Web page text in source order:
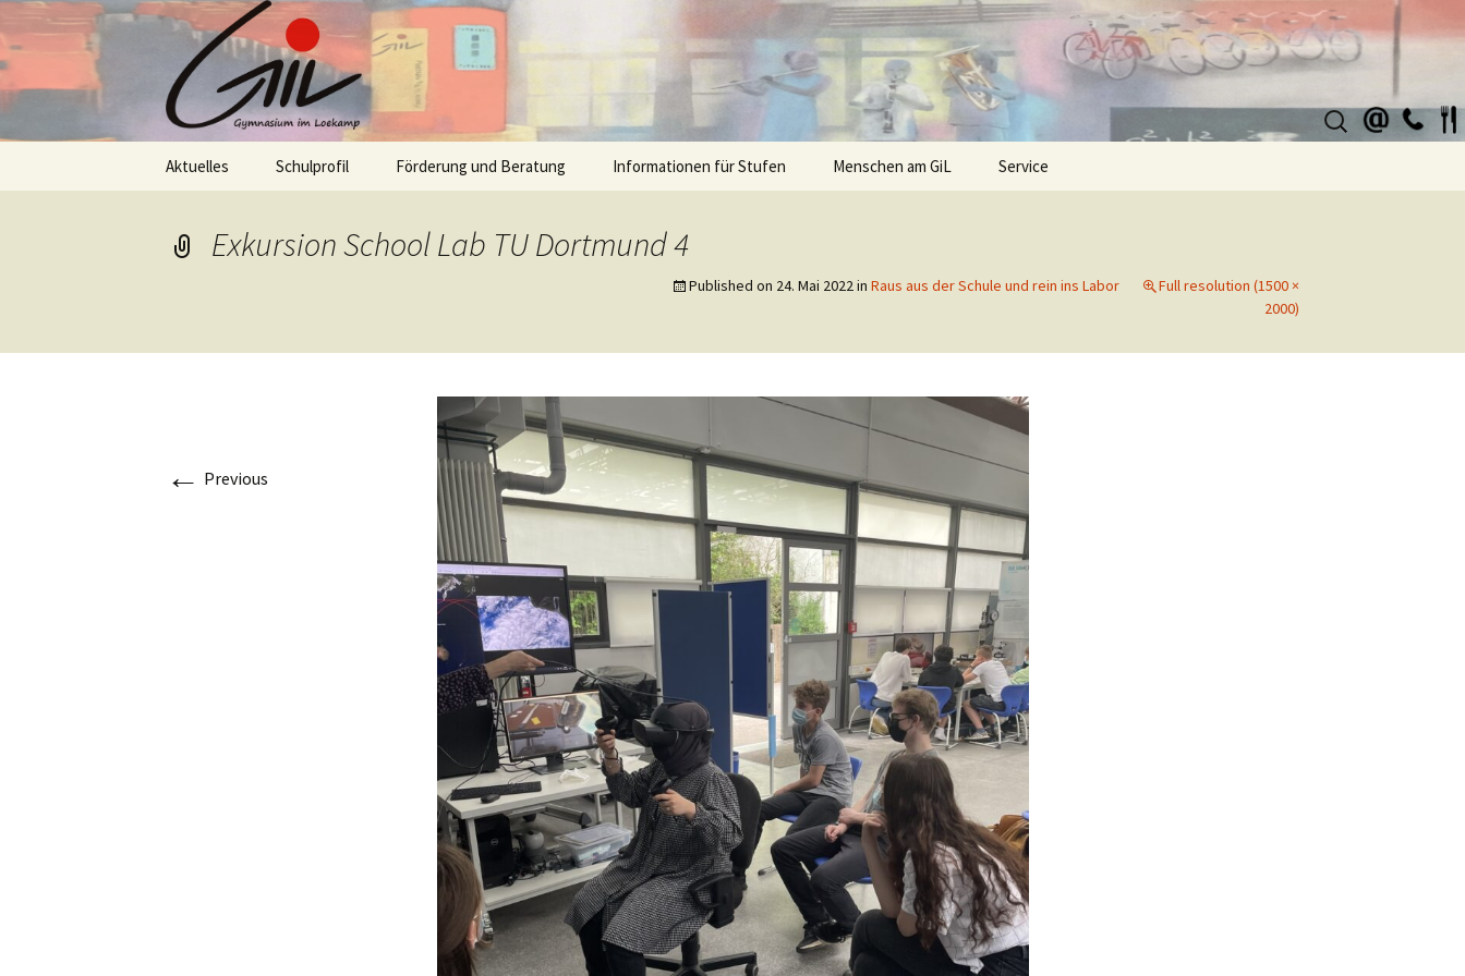
Suchen
nach:
Aktuelles Schulprofil Förderung und Beratung Informationen für Stufen Menschen am GiL Service
Exkursion School Lab TU Dortmund 4
Published on 24. Mai 2022in Raus aus der Schule und rein ins Labor
Full resolution (1500 ×
2000)
← Previous